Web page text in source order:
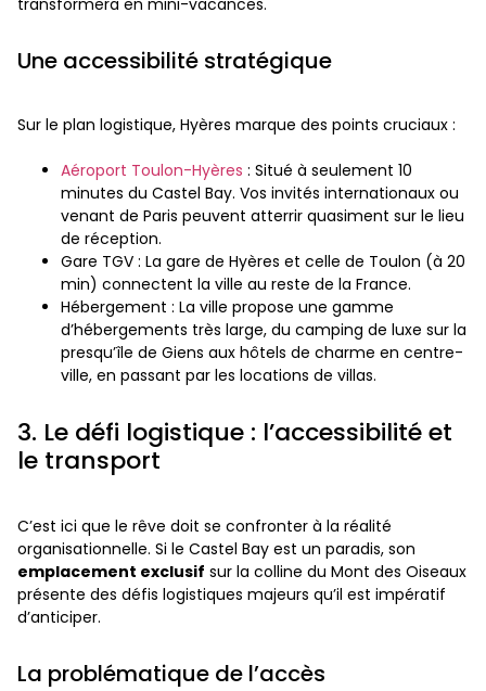
transformera en mini-vacances.
Une accessibilité stratégique
Sur le plan logistique, Hyères marque des points cruciaux :
Aéroport Toulon-Hyères : Situé à seulement 10
minutes du Castel Bay. Vos invités internationaux ou
venant de Paris peuvent atterrir quasiment sur le lieu
de réception.
Gare TGV : La gare de Hyères et celle de Toulon (à 20
min) connectent la ville au reste de la France.
Hébergement : La ville propose une gamme
d’hébergements très large, du camping de luxe sur la
presqu’île de Giens aux hôtels de charme en centre-
ville, en passant par les locations de villas.
3. Le défi logistique : l’accessibilité et
le transport
C’est ici que le rêve doit se confronter à la réalité
organisationnelle. Si le Castel Bay est un paradis, son
emplacement exclusif sur la colline du Mont des Oiseaux
présente des défis logistiques majeurs qu’il est impératif
d’anticiper.
La problématique de l’accès